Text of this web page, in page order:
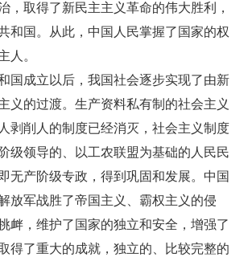
，取得了新民主主义革命的伟大胜利，
和国。从此，中国人民掌握了国家的权
人。
国成立以后，我国社会逐步实现了由新
义的过渡。生产资料私有制的社会主义
剥削人的制度已经消灭，社会主义制度
级领导的、以工农联盟为基础的人民民
无产阶级专政，得到巩固和发展。中国
放军战胜了帝国主义、霸权主义的侵
衅，维护了国家的独立和安全，增强了
得了重大的成就，独立的、比较完整的